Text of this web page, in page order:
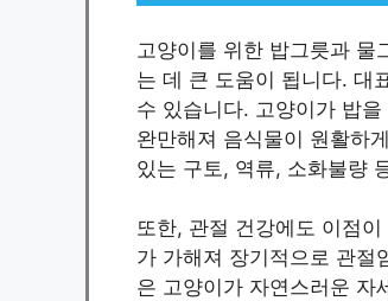
고양이를 위한 밥그릇과 물
는 데 큰 도움이 됩니다. 대
수 있습니다. 고양이가 밥
완만해져 음식물이 원활하
있는 구토, 역류, 소화불량
또한, 관절 건강에도 이점
가 가해져 장기적으로 관절
은 고양이가 자연스러운 자